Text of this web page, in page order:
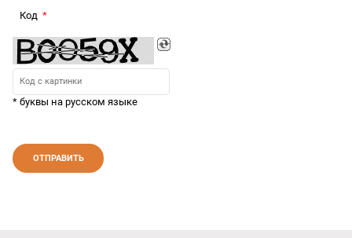
Код
* буквы на русском языке